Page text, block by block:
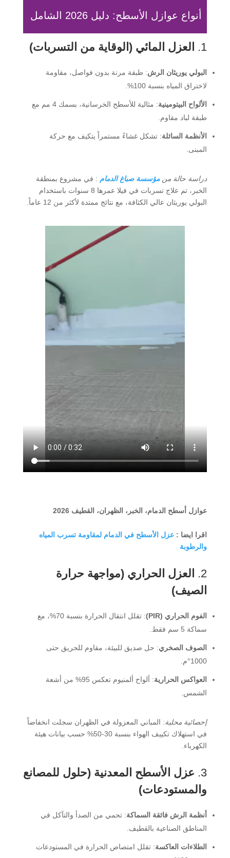
أنواع عوازل الأسطح: دليل 2026 الشامل
1. العزل المائي (الوقاية من التسربات)
البولي يوريثان الرش: طبقة مرنة بدون فواصل، مقاومة
لاختراق المياه بنسبة 100%.
الألواح البيتومينية
: مثالية للأسطح الخرسانية، بسمك 4 مم مع
طبقة لباد مقاوم.
الأنظمة السائلة: تشكل غشاءً مستمراً يتكيف مع حركة
المبنى.
دراسة حالة منمؤسسة صباغ الدمام : في مشروع بمنطقة
الخبر، تم علاج تسربات في فيلا عمرها 8 سنوات باستخدام
البولي يوريثان عالي الكثافة، مع نتائج ممتدة لأكثر من 12 عاماً.
عوازل أسطح الدمام، الخبر، الظهران، القطيف 2026
اقرا ايضا : عزل الأسطح في الدمام لمقاومة تسرب المياه
والرطوبة
2.
العزل الحراري (مواجهة حرارة
الصيف)
الفوم الحراري (PIR)
: تقلل انتقال الحرارة بنسبة 70%، مع
سماكة 5 سم فقط.
الصوف الصخري: حل صديق للبيئة، مقاوم للحريق حتى
1000°م.
العواكس الحرارية
: ألواح ألمنيوم تعكس 95% من أشعة
الشمس.
إحصائية محلية: المباني المعزولة في الظهران سجلت انخفاضاً
في استهلاك تكييف الهواء بنسبة 30-50% حسب بيانات هيئة
الكهرباء.
3. عزل الأسطح المعدنية (حلول للمصانع
والمستودعات)
أنظمة الرش فائقة السماكة: تحمي من الصدأ والتآكل في
المناطق الصناعية بالقطيف.
الطلاءات العاكسة: تقلل امتصاص الحرارة في المستودعات